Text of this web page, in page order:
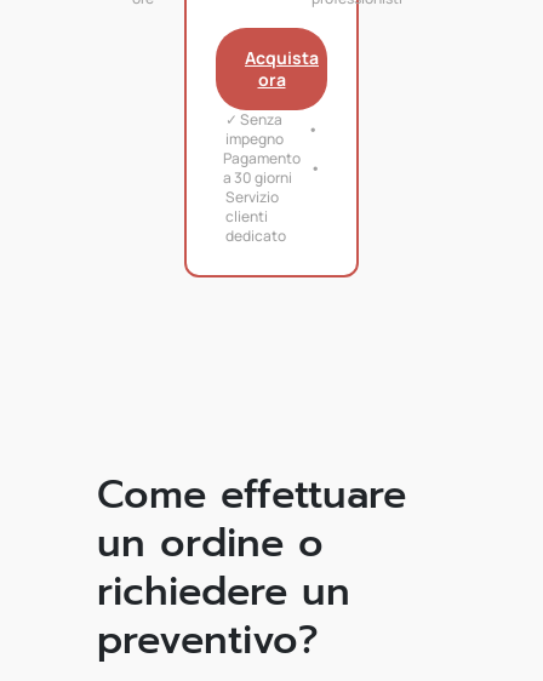
Acquista
ora
✓ Senza
impegno
Pagamento
a 30 giorni
Servizio
clienti
dedicato
Come effettuare
un ordine o
richiedere un
preventivo?